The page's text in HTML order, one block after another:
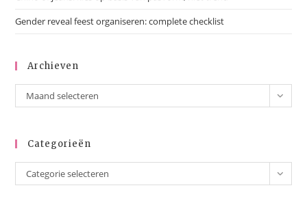
Gender reveal feest organiseren: complete checklist
Archieven
Maand selecteren
Categorieën
Categorie selecteren